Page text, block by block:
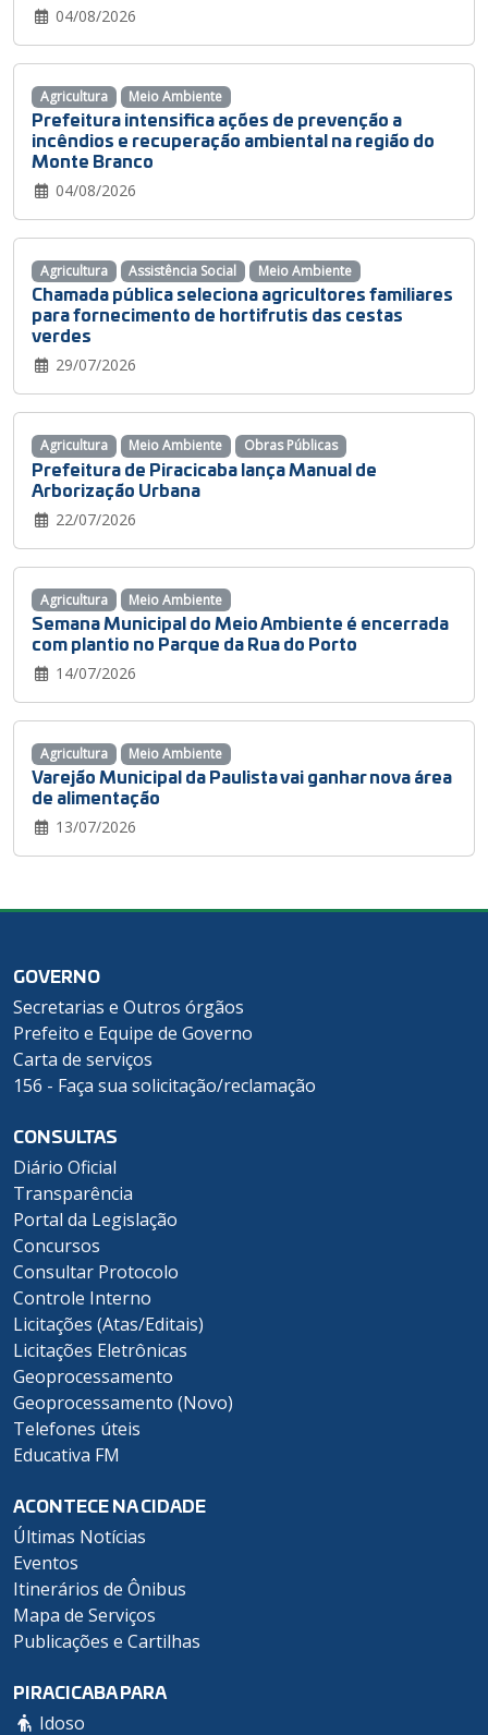
04/08/2026
Prefeitura intensifica ações de prevenção a
incêndios e recuperação ambiental na região do
Monte Branco
04/08/2026
Agricultura Meio Ambiente
Chamada pública seleciona agricultores familiares
para fornecimento de hortifrutis das cestas
verdes
29/07/2026
Agricultura Assistência Social Meio Ambiente
Prefeitura de Piracicaba lança Manual de
Arborização Urbana
22/07/2026
Agricultura Meio Ambiente Obras Públicas
Semana Municipal do Meio Ambiente é encerrada
com plantio no Parque da Rua do Porto
14/07/2026
Agricultura Meio Ambiente
Varejão Municipal da Paulista vai ganhar nova área
de alimentação
13/07/2026
Agricultura Meio Ambiente
GOVERNO
Secretarias e Outros órgãos
Prefeito e Equipe de Governo
Carta de serviços
156 - Faça sua solicitação/reclamação
CONSULTAS
Diário Oficial
Transparência
Portal da Legislação
Concursos
Consultar Protocolo
Controle Interno
Licitações (Atas/Editais)
Licitações Eletrônicas
Geoprocessamento
Geoprocessamento (Novo)
Telefones úteis
Educativa FM
ACONTECE NA CIDADE
Últimas Notícias
Eventos
Itinerários de Ônibus
Mapa de Serviços
Publicações e Cartilhas
PIRACICABA PARA
Idoso